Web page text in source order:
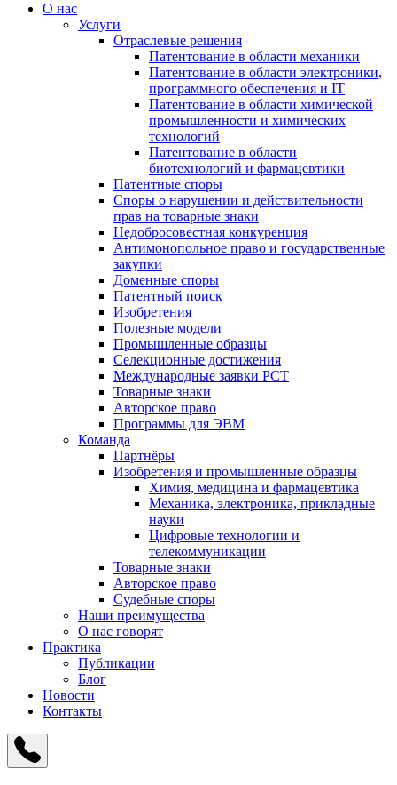
О нас
Услуги
Отраслевые решения
Патентование в области механики
Патентование в области электроники,
программного обеспечения и IT
Патентование в области химической
промышленности и химических
технологий
Патентование в области
биотехнологий и фармацевтики
Патентные споры
Споры о нарушении и действительности
прав на товарные знаки
Недобросовестная конкуренция
Антимонопольное право и государственные
закупки
Доменные споры
Патентный поиск
Изобретения
Полезные модели
Промышленные образцы
Селекционные достижения
Международные заявки PCT
Товарные знаки
Авторское право
Программы для ЭВМ
Команда
Партнёры
Изобретения и промышленные образцы
Химия, медицина и фармацевтика
Механика, электроника, прикладные
науки
Цифровые технологии и
телекоммуникации
Товарные знаки
Авторское право
Судебные споры
Наши преимущества
О нас говорят
Практика
Публикации
Блог
Новости
Контакты